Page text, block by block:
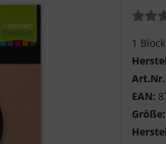
1
EAN:
Größe: